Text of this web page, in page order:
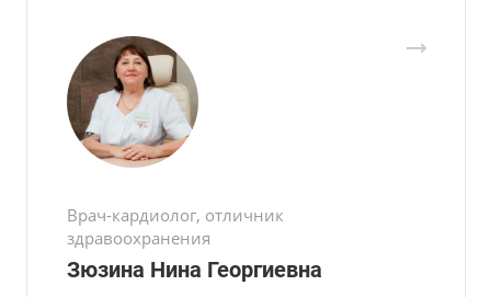
Врач-кардиолог, отличник
здравоохранения
Зюзина Нина Георгиевна